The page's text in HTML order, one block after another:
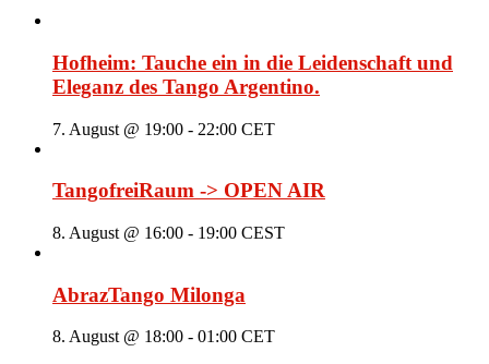
Hofheim: Tauche ein in die Leidenschaft und
Eleganz des Tango Argentino.
7. August @ 19:00 - 22:00 CET
TangofreiRaum -> OPEN AIR
8. August @ 16:00 - 19:00 CEST
AbrazTango Milonga
8. August @ 18:00 - 01:00 CET